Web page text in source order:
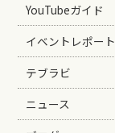
YouTubeガイド
イベントレポート
テブラビ
ニュース